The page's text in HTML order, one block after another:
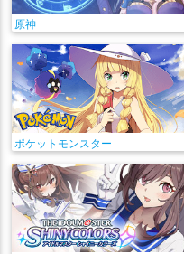
原神
ポケットモンスター